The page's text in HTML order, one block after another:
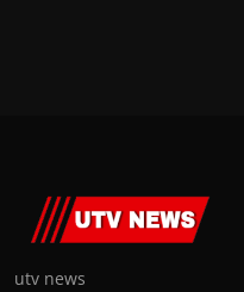
utv news